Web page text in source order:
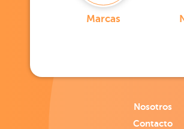
Marcas
Nosotros
Contacto